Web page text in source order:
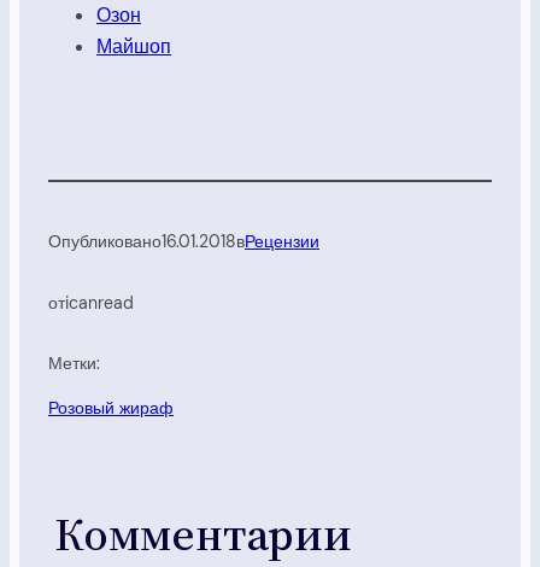
Озон
Майшоп
Опубликовано16.01.2018вРецензии
отicanread
Метки:
Розовый жираф
Комментарии